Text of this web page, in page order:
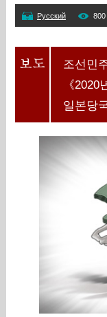
Русский 800
조선민
《
일본당